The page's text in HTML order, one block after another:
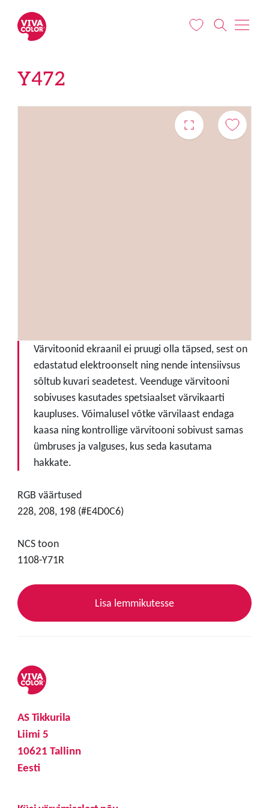
Y472
Värvitoonid ekraanil ei pruugi olla täpsed, sest on
edastatud elektroonselt ning nende intensiivsus
sõltub kuvari seadetest. Veenduge värvitooni
sobivuses kasutades spetsiaalset värvikaarti
kaupluses. Võimalusel võtke värvilaast endaga
kaasa ning kontrollige värvitooni sobivust samas
ümbruses ja valguses, kus seda kasutama
hakkate.
RGB väärtused
228, 208, 198 (#E4D0C6)
NCS toon
1108-Y71R
Lisa lemmikutesse
AS Tikkurila
Liimi 5
10621 Tallinn
Eesti